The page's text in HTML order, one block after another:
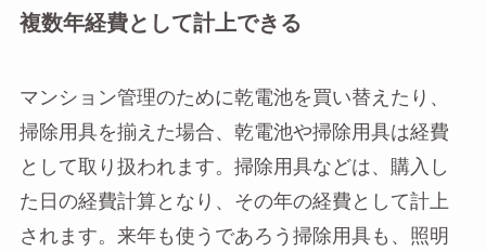
複数年経費として計上できる
マンション管理のために乾電池を買い替えたり、
掃除用具を揃えた場合、乾電池や掃除用具は経費
として取り扱われます。掃除用具などは、購入し
た日の経費計算となり、その年の経費として計上
されます。来年も使うであろう掃除用具も、照明